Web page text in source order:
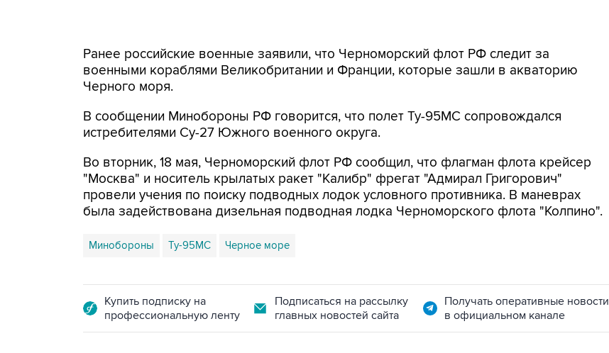
Ранее российские военные заявили, что Черноморский флот РФ следит за
военными кораблями Великобритании и Франции, которые зашли в акваторию
Черного моря.
В сообщении Минобороны РФ говорится, что полет Ту-95МС сопровождался
истребителями Су-27 Южного военного округа.
Во вторник, 18 мая, Черноморский флот РФ сообщил, что флагман флота крейсер
"Москва" и носитель крылатых ракет "Калибр" фрегат "Адмирал Григорович"
провели учения по поиску подводных лодок условного противника. В маневрах
была задействована дизельная подводная лодка Черноморского флота "Колпино".
Минобороны Ту-95МС Черное море
Купить подписку на
профессиональную ленту
Подписаться на рассылку
главных новостей сайта
Получать оперативные новости
в официальном канале